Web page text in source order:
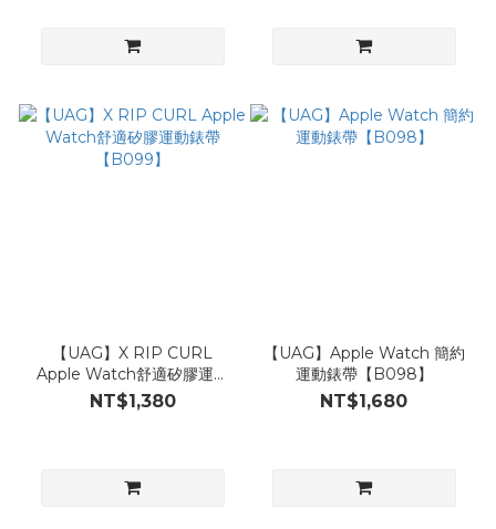
【UAG】X RIP CURL
Apple Watch舒適矽膠運動
錶帶【B099】
NT$1,380
【UAG】Apple Watch 簡約
運動錶帶【B098】
NT$1,680